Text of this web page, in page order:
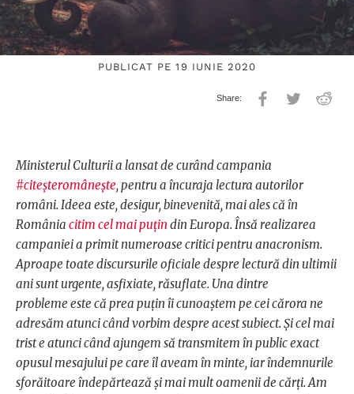
PUBLICAT PE 19 IUNIE 2020
Ministerul Culturii a lansat de curând campania
#citeșteromânește, pentru a încuraja lectura autorilor
români. Ideea este, desigur, binevenită, mai ales că în
România citim cel mai puțin din Europa. Însă realizarea
campaniei a primit numeroase critici pentru anacronism.
Aproape toate discursurile oficiale despre lectură din ultimii
ani sunt urgente, asfixiate, răsuflate. Una dintre
probleme este că prea puțin îi cunoaștem pe cei cărora ne
adresăm atunci când vorbim despre acest subiect. Și cel mai
trist e atunci când ajungem să transmitem în public exact
opusul mesajului pe care îl aveam în minte, iar îndemnurile
sforăitoare îndepărtează și mai mult oamenii de cărți. Am